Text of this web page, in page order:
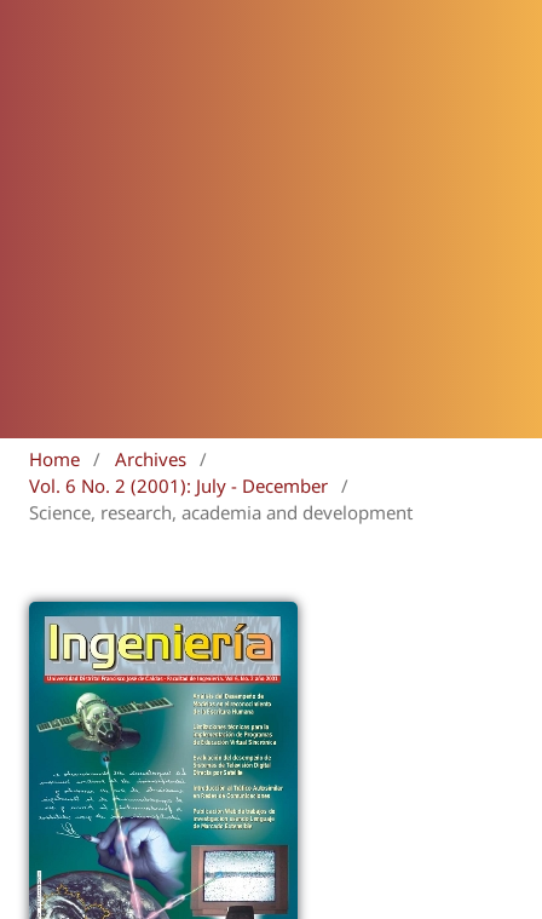
Home / Archives /
Vol. 6 No. 2 (2001): July - December /
Science, research, academia and development